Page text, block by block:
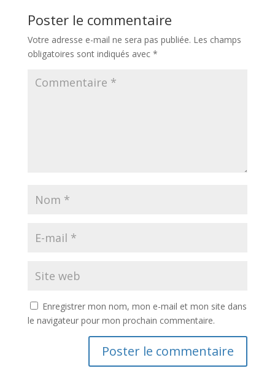
Poster le commentaire
Votre adresse e-mail ne sera pas publiée. Les champs
obligatoires sont indiqués avec *
Enregistrer mon nom, mon e-mail et mon site dans
le navigateur pour mon prochain commentaire.